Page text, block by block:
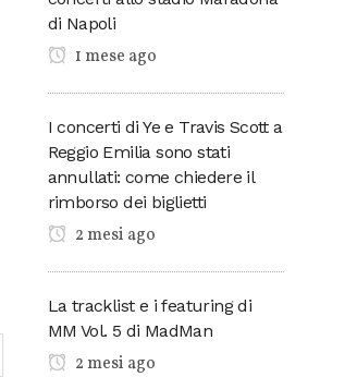
di Napoli
1 mese ago
I concerti di Ye e Travis Scott a
Reggio Emilia sono stati
annullati: come chiedere il
rimborso dei biglietti
2 mesi ago
La tracklist e i featuring di
MM Vol. 5 di MadMan
2 mesi ago